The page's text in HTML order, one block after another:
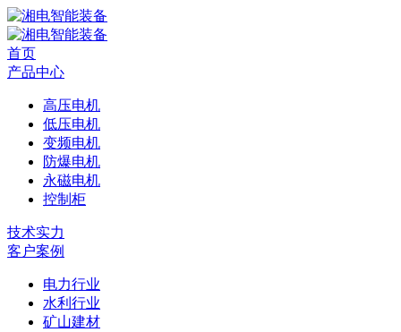
首页
产品中心
高压电机
低压电机
变频电机
防爆电机
永磁电机
控制柜
技术实力
客户案例
电力行业
水利行业
矿山建材